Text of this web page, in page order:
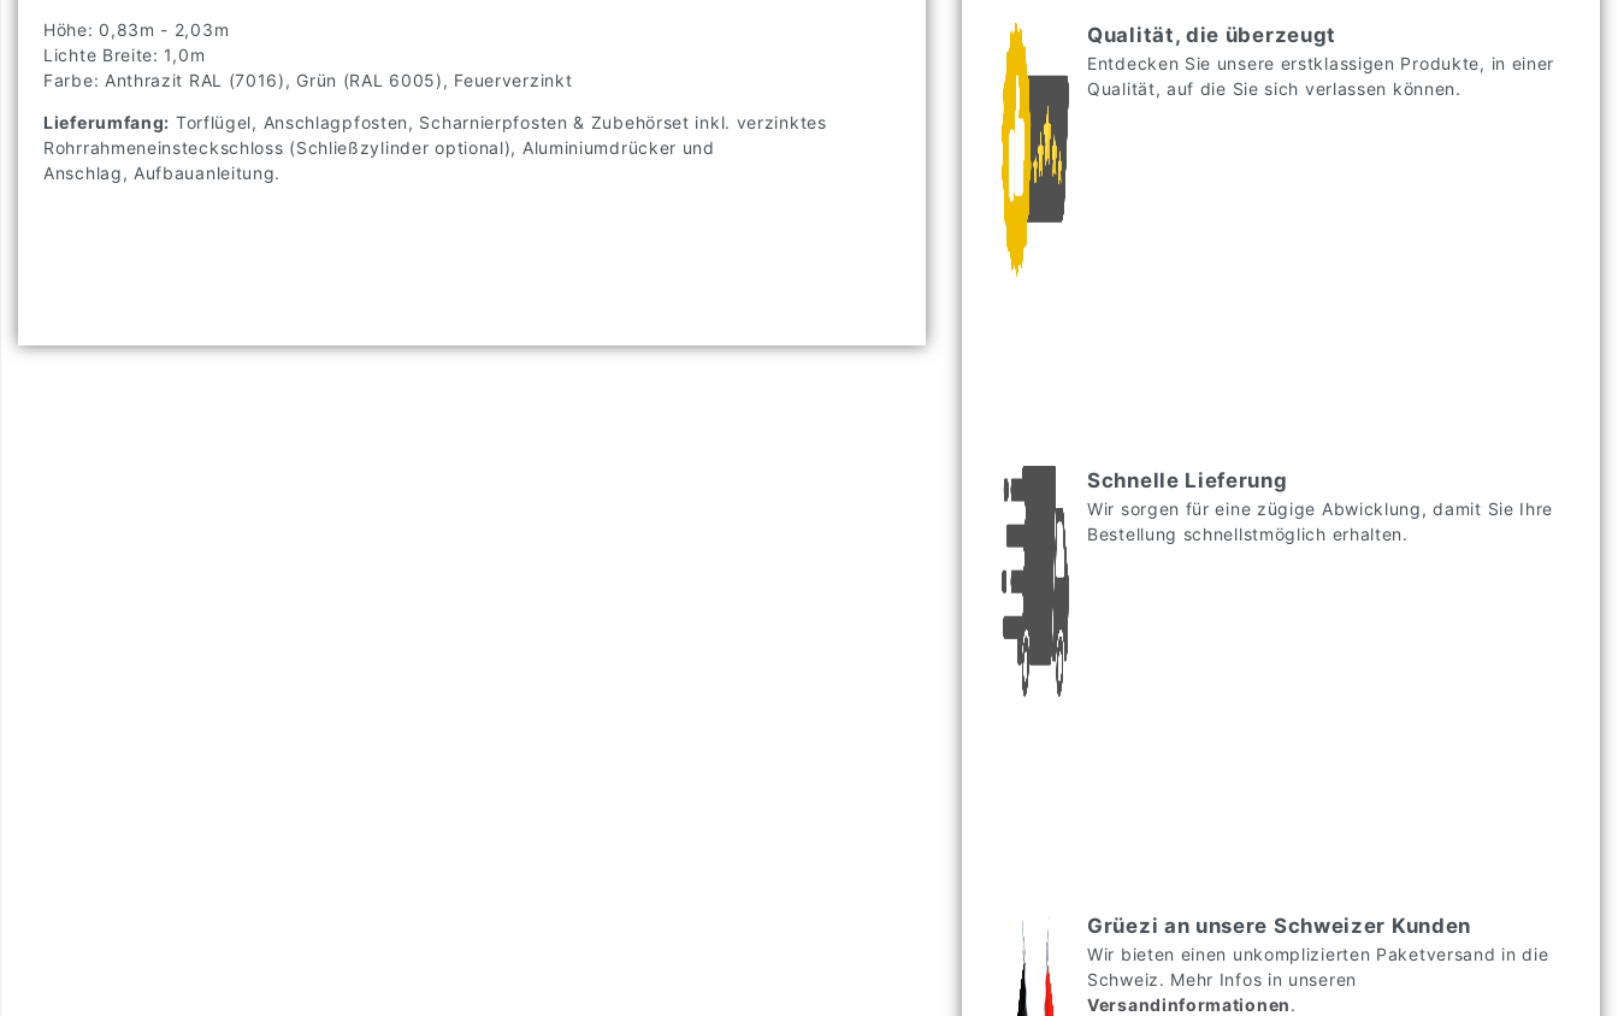
Höhe: 0,83m - 2,03m
Lichte Breite: 1,0m
Farbe: Anthrazit RAL (7016), Grün (RAL 6005), Feuerverzinkt
Lieferumfang: Torflügel, Anschlagpfosten, Scharnierpfosten & Zubehörset inkl. verzinktes
Rohrrahmeneinsteckschloss (Schließzylinder optional), Aluminiumdrücker und
Anschlag, Aufbauanleitung.
Qualität, die überzeugt
Entdecken Sie unsere erstklassigen Produkte, in einer
Qualität, auf die Sie sich verlassen können.
Schnelle Lieferung
Wir sorgen für eine zügige Abwicklung, damit Sie Ihre
Bestellung schnellstmöglich erhalten.
Grüezi an unsere Schweizer Kunden
Wir bieten einen unkomplizierten Paketversand in die
Schweiz. Mehr Infos in unseren
Versandinformationen.